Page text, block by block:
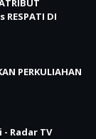
RESPATI DI
PERKULIAHAN
Radar TV